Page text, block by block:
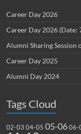
Career Day 2026
Career Day 2026 (Date:
Alumni Sharing Session
Career Day 2025
Alumni Day 2024
Tags Cloud
02-03 04-05 05-06 06-